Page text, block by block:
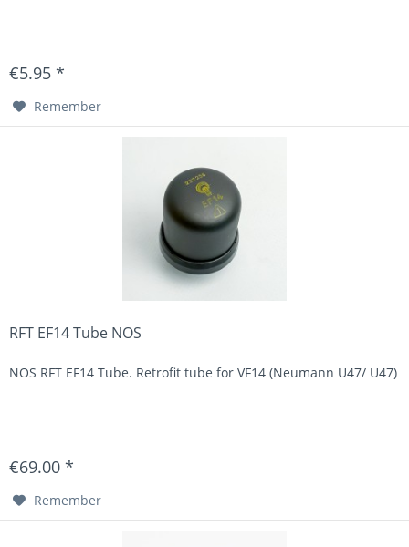
€5.95 *
Remember
RFT EF14 Tube NOS
NOS RFT EF14 Tube. Retrofit tube for VF14 (Neumann U47/ U47)
€69.00 *
Remember